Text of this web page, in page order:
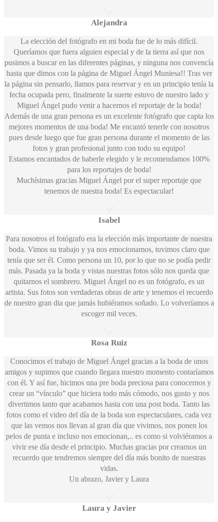
Alejandra
La elección del fotógrafo en mi boda fue de lo más difícil.
Queríamos que fuera alguien especial y de la tierra así que nos
pusimos a buscar en las diferentes páginas, y ninguna nos convencía
hasta que dimos con la página de Miguel Ángel Muniesa!! Tras ver
la página sin pensarlo, llamos para reservar y en un principio tenía la
fecha ocupada pero, finalmente la suerte estuvo de nuestro lado y
Miguel Ángel pudo venir a hacernos el reportaje de la boda!
Además de una gran persona es un excelente fotógrafo que capta los
mejores momentos de una boda! Me encantó tenerle con nosotros
pues desde luego que fue gran persona durante el momento de las
fotos y gran profesional junto con todo su equipo!
Estamos encantados de haberle elegido y le recomendamos 100%
para los reportajes de boda!
Muchísimas gracias Miguel Ángel por el super reportaje que
tenemos de nuestra boda! Es espectacular!
Isabel
Para nosotros el fotógrafo era la elección más importante de nuestra
boda. Vimos su trabajo y ya nos emocionamos, tuvimos claro que
tenía que ser él. Como persona un 10, por lo que no se podía pedir
más. Pasada ya la boda y vistas nuestras fotos sólo nos queda que
quitarnos el sombrero. Miguel Ángel no es un fotógrafo, es un
artista. Sus fotos son verdaderas obras de arte y tenemos el recuerdo
de nuestro gran dia que jamás hubiéramos soñado. Lo volveríamos a
escoger mil veces.
Rosa Ruiz
Conocimos el trabajo de Miguel Ángel gracias a la boda de unos
amigos y supimos que cuando llegara nuestro momento contaríamos
con él. Y así fue, hicimos una pre boda preciosa para conocernos y
crear un “vínculo” que hiciera todo más cómodo, nos gusto y nos
divertimos tanto que acabamos hasta con una post boda. Tanto las
fotos como el video del día de la boda son espectaculares, cada vez
que las vemos nos llevan al gran día que vivimos, nos ponen los
pelos de punta e incluso nos emocionan,.. es como si volviéramos a
vivir ese día desde el principio. Muchas gracias por crearnos un
recuerdo que tendremos siempre del día más bonito de nuestras
vidas.
Un abrazo, Javier y Laura
Laura y Javier